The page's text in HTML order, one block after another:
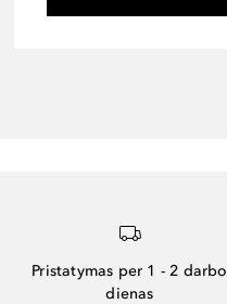
Pristatymas per 1 - 2 darbo
dienas